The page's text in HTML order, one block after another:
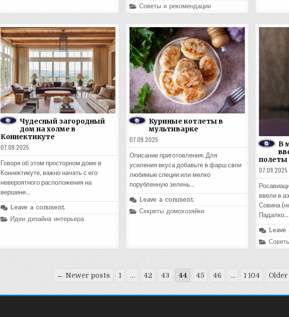
Posted
in
Советы и рекомендации
Чудесный загородный
дом на холме в
Коннектикуте
07.09.2025
Говоря об этом просторном доме в
Коннектикуте, важно начать с его
невероятного расположения на
вершине…
Leave a comment
Posted
in
Идеи дизайна интерьера
Куриные котлеты в
мультиварке
07.09.2025
Описание приготовления: Для
усиления вкуса добавьте в фарш свои
любимые специи или мелко
порубленную зелень…
Leave a comment
Posted
Секреты домохозяйки
В
полеты
07.09.2025
ввели в
Совина
Падалко…
in
← Newer posts 1 … 42 43 44 45 46 … 1 104